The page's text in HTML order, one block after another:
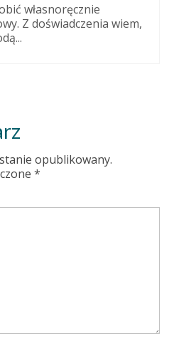
własnoręcznie
Z doświadczenia wiem,
opublikowany.
*